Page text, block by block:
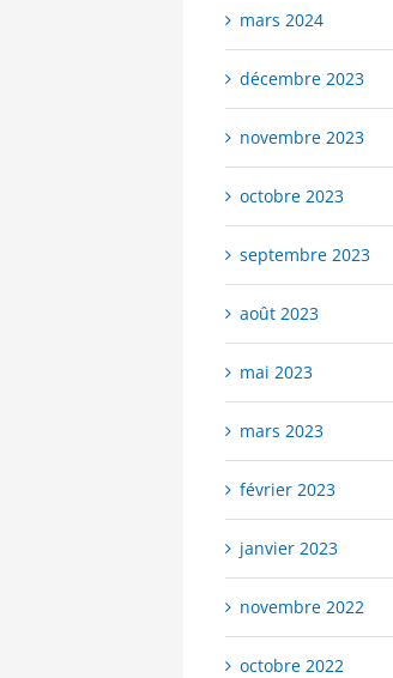
mars 2024
décembre 2023
novembre 2023
octobre 2023
septembre 2023
août 2023
mai 2023
mars 2023
février 2023
janvier 2023
novembre 2022
octobre 2022